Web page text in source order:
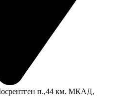
п.,44 км. МКАД,